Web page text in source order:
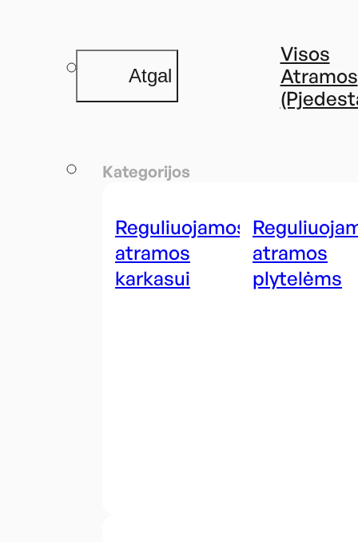
Atgal
Visos
Atramos
Kategorijos
Reguliuojamos
atramos
karkasui
atramos
plytelėms